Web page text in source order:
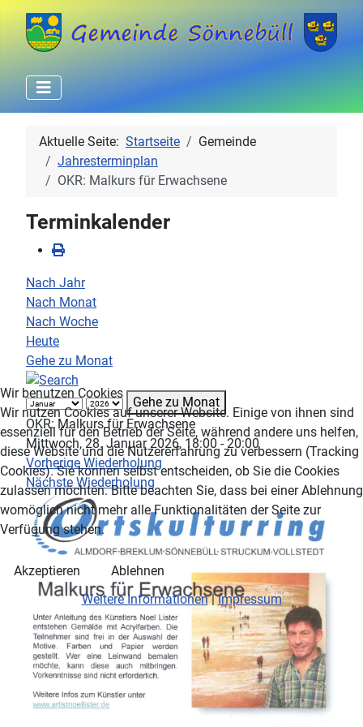
Aktuelle Seite: Startseite
Gemeinde
Jahresterminplan
OKR: Malkurs für Erwachsene
Terminkalender
Nach Jahr
Nach Monat
Nach Woche
Heute
Gehe zu Monat
Gehe zu Monat
OKR: Malkurs für Erwachsene
Mittwoch, 28. Januar 2026, 18:00 - 20:00
Vorherige Wiederholung
Nächste Wiederholung
Wir benutzen Cookies
Wir nutzen Cookies auf unserer Website. Einige von ihnen sind
essenziell für den Betrieb der Seite, während andere uns helfen,
diese Website und die Nutzererfahrung zu verbessern (Tracking
Cookies). Sie können selbst entscheiden, ob Sie die Cookies
zulassen möchten. Bitte beachten Sie, dass bei einer Ablehnung
womöglich nicht mehr alle Funktionalitäten der Seite zur
Verfügung stehen.
Akzeptieren
Ablehnen
Weitere Informationen|Impressum